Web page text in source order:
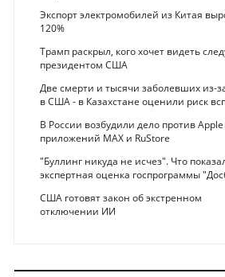
Экспорт электромобилей из Китая
120%
Трамп раскрыл, кого хочет видеть
президентом США
Две смерти и тысячи заболевших из-
в США - в Казахстане оценили риск
В России возбудили дело против Apple
приложений MAX и RuStore
"Буллинг никуда не исчез". Что
экспертная оценка госпрограммы
США готовят закон об экстренном
отключении ИИ